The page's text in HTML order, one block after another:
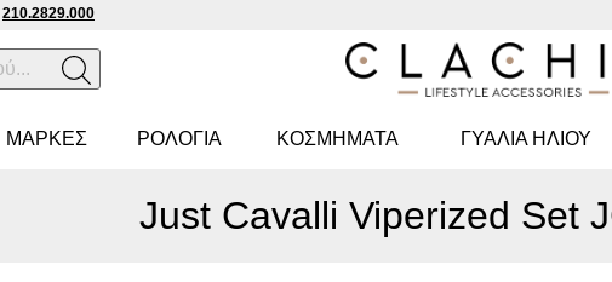
210.2829.000
ΜΑΡΚΕΣ ΡΟΛΌΓΙΑ ΚΟΣΜΉΜΑΤΑ ΓΥΑΛΙΆ ΗΛΊΟΥ
Just Cavalli Viperized Set